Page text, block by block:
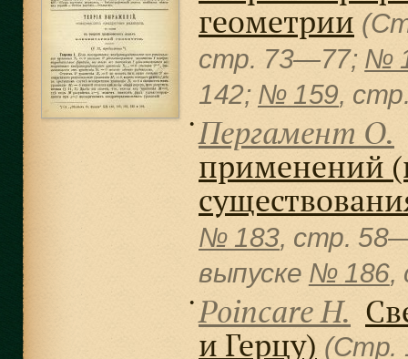
геометрии
cтр. 73—77; №
142; № 159,
● Пергамент О.
применений
№ 183, cтр.
выпуске № 186,
● Poincare H.
и Герцу) (Стр.